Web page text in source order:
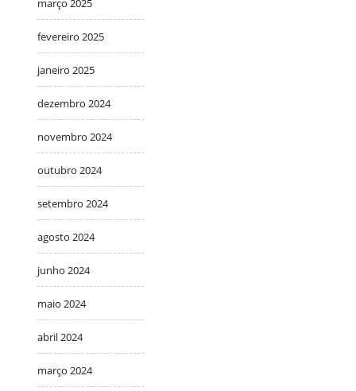
março 2025
fevereiro 2025
janeiro 2025
dezembro 2024
novembro 2024
outubro 2024
setembro 2024
agosto 2024
junho 2024
maio 2024
abril 2024
março 2024